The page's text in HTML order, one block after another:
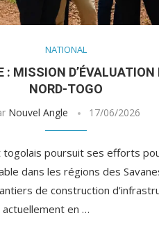
NATIONAL
: MISSION D’ÉVALUATION
NORD-TOGO
Nouvel Angle 17/06/2026
togolais poursuit ses efforts
dans les régions des
de construction
en …